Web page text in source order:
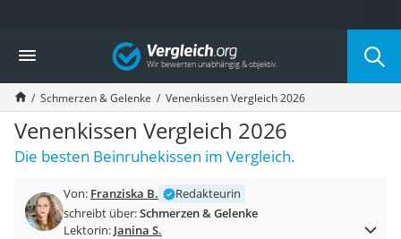
Die beliebtesten Vergleiche nach Kategorie
Drogerie
Inhalator
Haarschneider
Rollator
Braun Rasierer
Katzenklappe (Chip)
Masturbator
Massagepistole
Vergleich
Schmerzen & Gelenke Venenkissen Vergleich 2026
Venenkissen Vergleich 2026
Die besten Beinruhekissen im Vergleich.
Von: Franziska B.
Redakteurin
schreibt über:Schmerzen & Gelenke
Lektorin: Janina S.